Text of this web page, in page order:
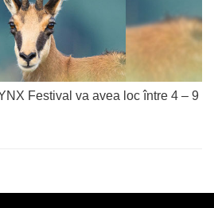
Festival va avea loc între 4 – 9